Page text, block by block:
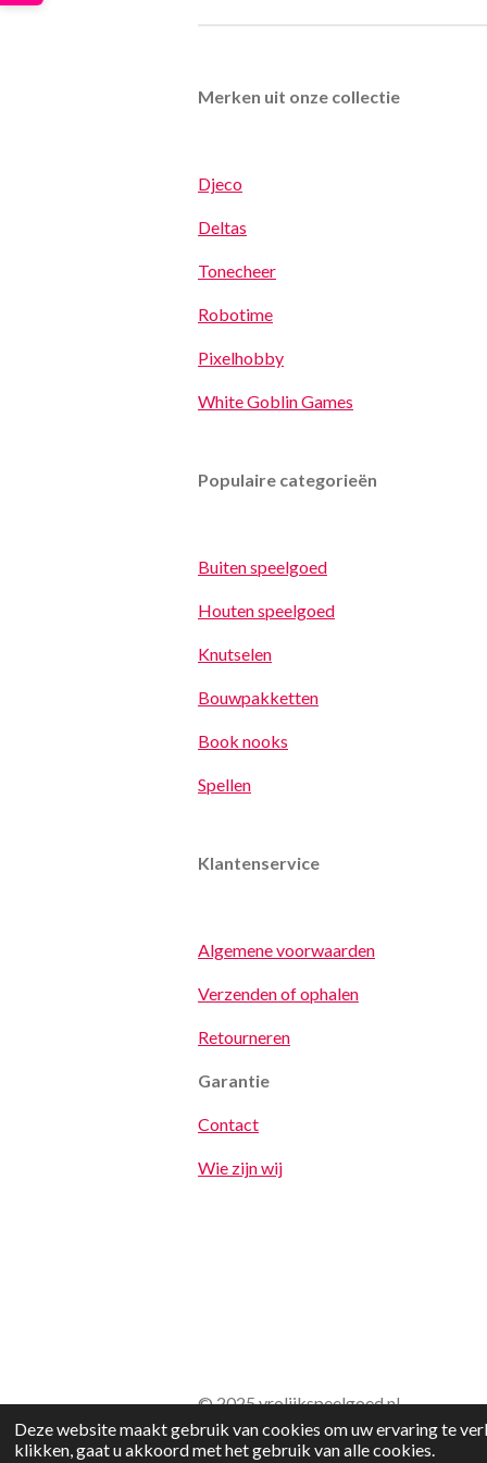
Deze website maakt gebruik van cookies om uw ervaring te
klikken, gaat u akkoord met het gebruik van alle cookies.
Merken uit onze collectie
Djeco
Deltas
Tonecheer
Robotime
Pixelhobby
White Goblin Games
Populaire categorieën
Buiten speelgoed
Houten speelgoed
Knutselen
Bouwpakketten
Book nooks
Spellen
Klantenservice
Algemene voorwaarden
Verzenden of ophalen
Retourneren
Garantie
Contact
Wie zijn wij
© 2025 vrolijkspeelgoed.nl